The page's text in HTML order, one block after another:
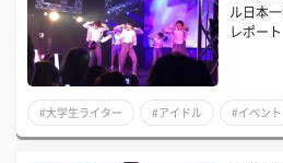
ル日本
レポー
#大学生ライター #アイドル #イベント